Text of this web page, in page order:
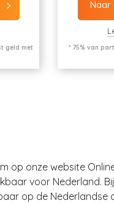
geld met
Naar
* 75% van
op onze website
voor Nederland.
op de Nederlandse